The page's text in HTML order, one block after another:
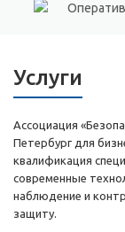
Услуги
Ассоциация
Петербург для
квалификация
современные
наблюдение и
защиту.